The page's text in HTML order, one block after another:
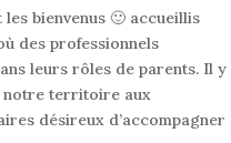
bienvenus 🙂 accueillis
des professionnels
leurs rôles de parents. Il y
notre territoire aux
désireux d’accompagner